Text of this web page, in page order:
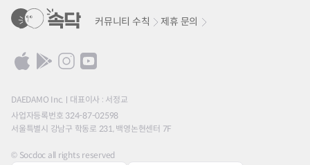
커뮤니티 수칙 제휴 문의
DAEDAMO Inc.
대표이사 : 서정교
사업자등록번호 324-87-02598
서울특별시 강남구 학동로 231, 백영논현센터 7F
© Socdoc all rights reserved